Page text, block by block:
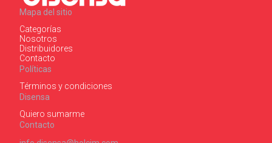
Mapa del sitio
Categorías
Nosotros
Distribuidores
Contacto
Políticas
Términos y condiciones
Disensa
Quiero sumarme
Contacto